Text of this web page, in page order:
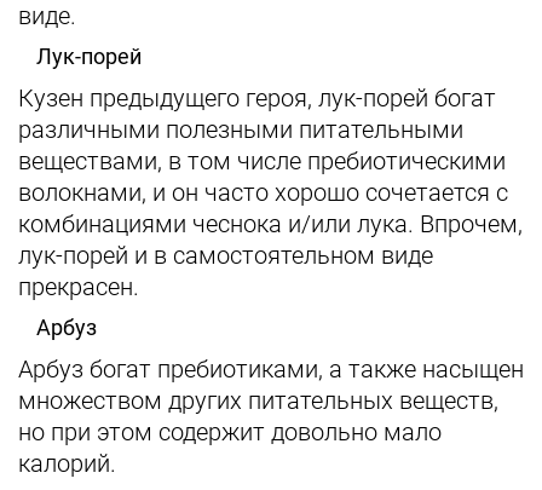
виде.
Лук-порей
Кузен предыдущего героя, лук-порей богат
различными полезными питательными
веществами, в том числе пребиотическими
волокнами, и он часто хорошо сочетается с
комбинациями чеснока и/или лука. Впрочем,
лук-порей и в самостоятельном виде
прекрасен.
Арбуз
Арбуз богат пребиотиками, а также насыщен
множеством других питательных веществ,
но при этом содержит довольно мало
калорий.